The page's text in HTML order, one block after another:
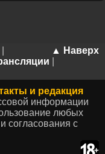
▲ Наверх
и редакция
информации
любых
согласования с